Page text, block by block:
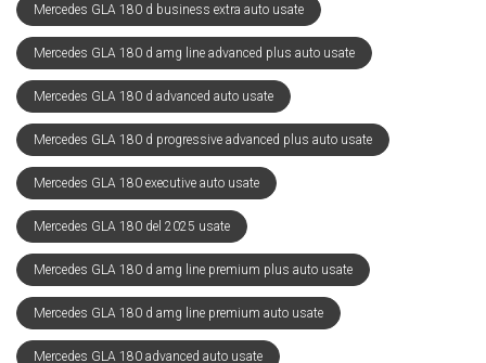
Mercedes GLA 180 d business extra auto usate
Mercedes GLA 180 d amg line advanced plus auto usate
Mercedes GLA 180 d advanced auto usate
Mercedes GLA 180 d progressive advanced plus auto usate
Mercedes GLA 180 executive auto usate
Mercedes GLA 180 del 2025 usate
Mercedes GLA 180 d amg line premium plus auto usate
Mercedes GLA 180 d amg line premium auto usate
Mercedes GLA 180 advanced auto usate